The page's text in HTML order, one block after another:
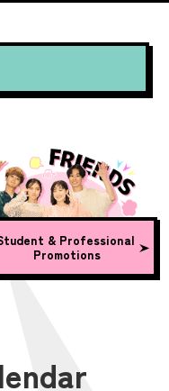
& Professional
Promotions